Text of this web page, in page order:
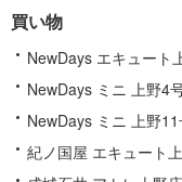
買い物
NewDays エキュート
NewDays ミニ 上野4
NewDays ミニ 上野
紀ノ国屋 エキュート